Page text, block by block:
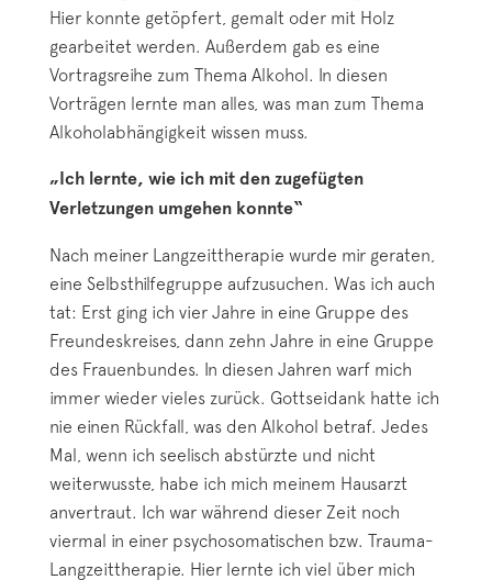
Hier konnte getöpfert, gemalt oder mit Holz
gearbeitet werden. Außerdem gab es eine
Vortragsreihe zum Thema Alkohol. In diesen
Vorträgen lernte man alles, was man zum Thema
Alkoholabhängigkeit wissen muss.
„Ich lernte, wie ich mit den zugefügten
Verletzungen umgehen konnte“
Nach meiner Langzeittherapie wurde mir geraten,
eine Selbsthilfegruppe aufzusuchen. Was ich auch
tat: Erst ging ich vier Jahre in eine Gruppe des
Freundeskreises, dann zehn Jahre in eine Gruppe
des Frauenbundes. In diesen Jahren warf mich
immer wieder vieles zurück. Gottseidank hatte ich
nie einen Rückfall, was den Alkohol betraf. Jedes
Mal, wenn ich seelisch abstürzte und nicht
weiterwusste, habe ich mich meinem Hausarzt
anvertraut. Ich war während dieser Zeit noch
viermal in einer psychosomatischen bzw. Trauma-
Langzeittherapie. Hier lernte ich viel über mich